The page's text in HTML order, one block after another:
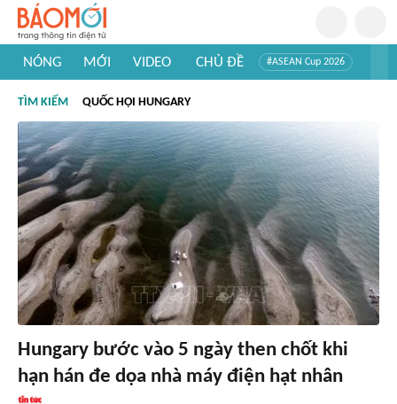
NÓNG MỚI VIDEO CHỦ ĐỀ #ASEAN Cup 2026
#Khám phá thế giới
TÌM KIẾM QUỐC HỘI HUNGARY
Hungary bước vào 5 ngày then chốt khi
hạn hán đe dọa nhà máy điện hạt nhân